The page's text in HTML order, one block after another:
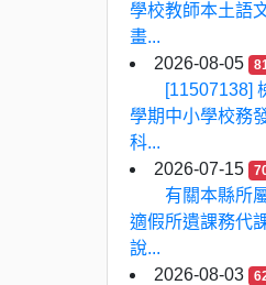
學校教師本土語
畫...
2026-08-05
[11507138]
學期中小學校務
科...
2026-07-15
有關本縣所
適假所遺課務代
說...
2026-08-03